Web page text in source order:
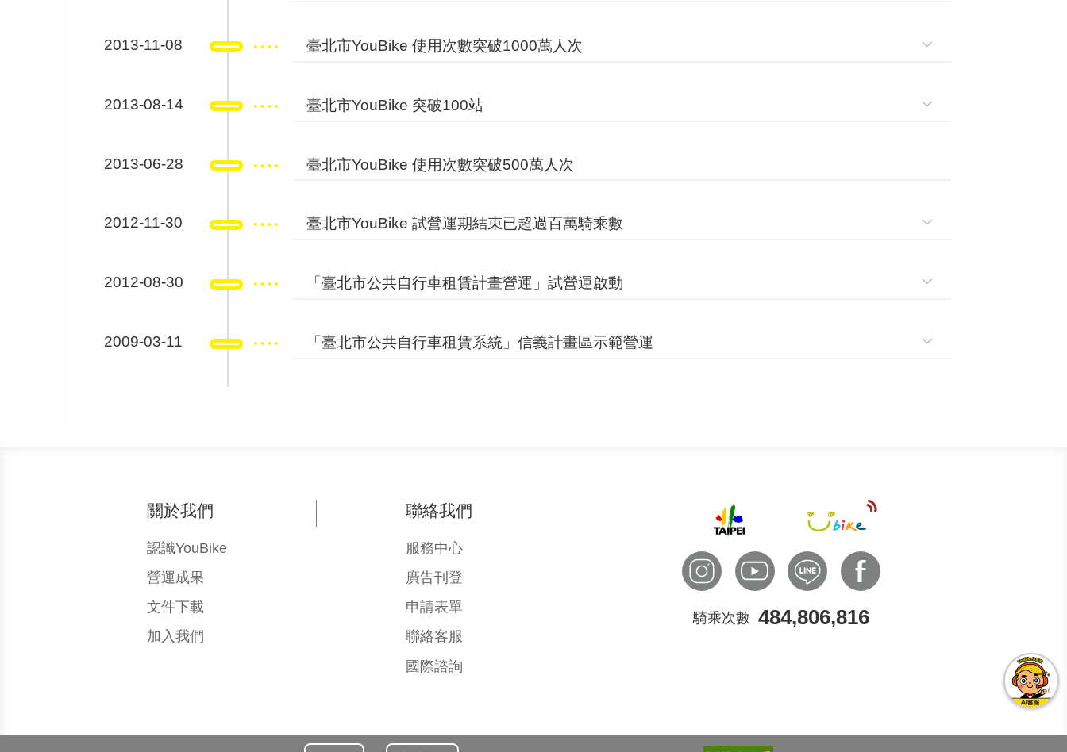
2013-11-08 臺北市YouBike 使用次數突破1000萬人次
2013-08-14 臺北市YouBike 突破100站
2013-06-28 臺北市YouBike 使用次數突破500萬人次
2012-11-30 臺北市YouBike 試營運期結束已超過百萬騎乘數
2012-08-30 「臺北市公共自行車租賃計畫營運」試營運啟動
2009-03-11 「臺北市公共自行車租賃系統」信義計畫區示範營運
關於我們
認識YouBike
營運成果
文件下載
加入我們
聯絡我們
服務中心
廣告刊登
申請表單
聯絡客服
國際諮詢
騎乘次數 484,806,816